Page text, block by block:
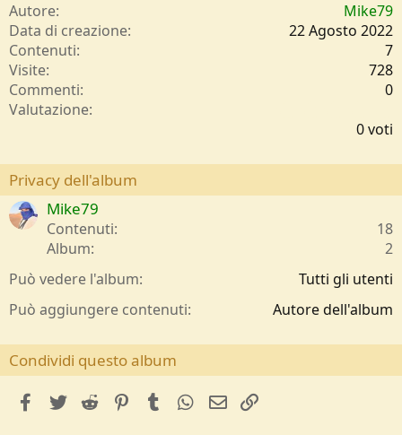
Autore
Mike79
Data di creazione
22 Agosto 2022
Contenuti
7
Visite
728
Commenti
0
Valutazione
0
t
l
0 voti
Privacy dell'album
Mike79
Contenuti
18
Album
2
Può vedere l'album
Tutti gli utenti
Può aggiungere contenuti
Autore dell'album
Condividi questo album
facebookTwitterReddit PinterestTumblrWhatsApp
e-mail